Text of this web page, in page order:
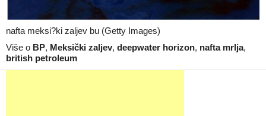
nafta meksi?ki zaljev bu (Getty Images)
Više o BP, Meksički zaljev, deepwater horizon, nafta mrlja,
british petroleum